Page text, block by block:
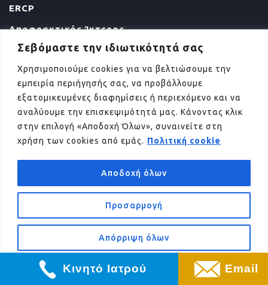
Σεβόμαστε την ιδιωτικότητά σας
Χρησιμοποιούμε cookies για να βελτιώσουμε την
εμπειρία περιήγησής σας, να προβάλλουμε
εξατομικευμένες διαφημίσεις ή περιεχόμενο και να
αναλύουμε την επισκεψιμότητά μας. Κάνοντας κλικ
στην επιλογή «Αποδοχή Όλων», συναινείτε στη
χρήση των cookies από εμάς. Πολιτική cookie
Προσαρμογή
Απόρριψη όλων
Αποδοχή όλων
ERCP
Αποφρακτικός Ίκτερος
Πολύποδες χοληδόχου κύστης
Πέτρες στην χολή
Λαπαροσκοπική Χολοκυστεκτομή
Χολαγγειίτιδα
Χοληδόχολιθίαση
Αδένωμα φύματος Vater
Καρκίνος φύματος Vater
Παγκρεατίτιδα
Καρκίνος Παγκρέατος
Πρώιμη διάγνωση και πρόληψη του καρκίνου
παγκρέατοςΚινητό Ιατρού Email
Επικοινωνία με την γραμματεία
2106106393